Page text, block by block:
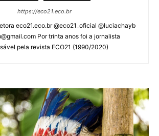
https://eco21.eco.br
eco21.eco.br @eco21_oficial @luciachayb
Por trinta anos foi a jornalista
pela revista ECO21 (1990/2020)